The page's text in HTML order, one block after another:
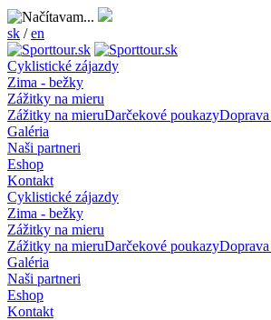
sk /en
Cyklistické zájazdy
Zima - bežky
Zážitky na mieru
Zážitky na mieruDarčekové poukazy
Galéria
Naši partneri
Eshop
Kontakt
Cyklistické zájazdy
Zima - bežky
Zážitky na mieru
Zážitky na mieruDarčekové poukazy
Galéria
Naši partneri
Eshop
Kontakt